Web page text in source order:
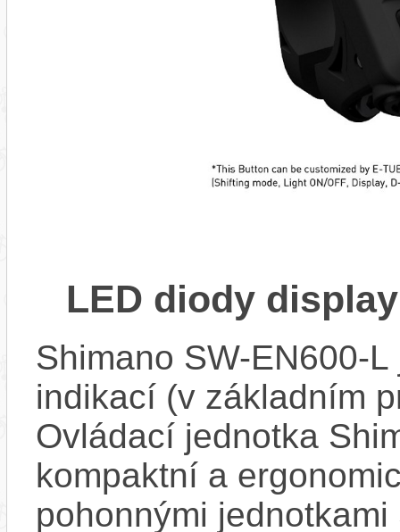
LED diody
Shimano SW-EN600-
indikací (v základním
Ovládací jednotka
kompaktní a
pohonnými